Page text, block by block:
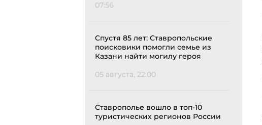
07:56
Спустя 85 лет: Ставропольские
поисковики помогли семье из
Казани найти могилу героя
05 августа, 22:00
Ставрополье вошло в топ-10
туристических регионов России